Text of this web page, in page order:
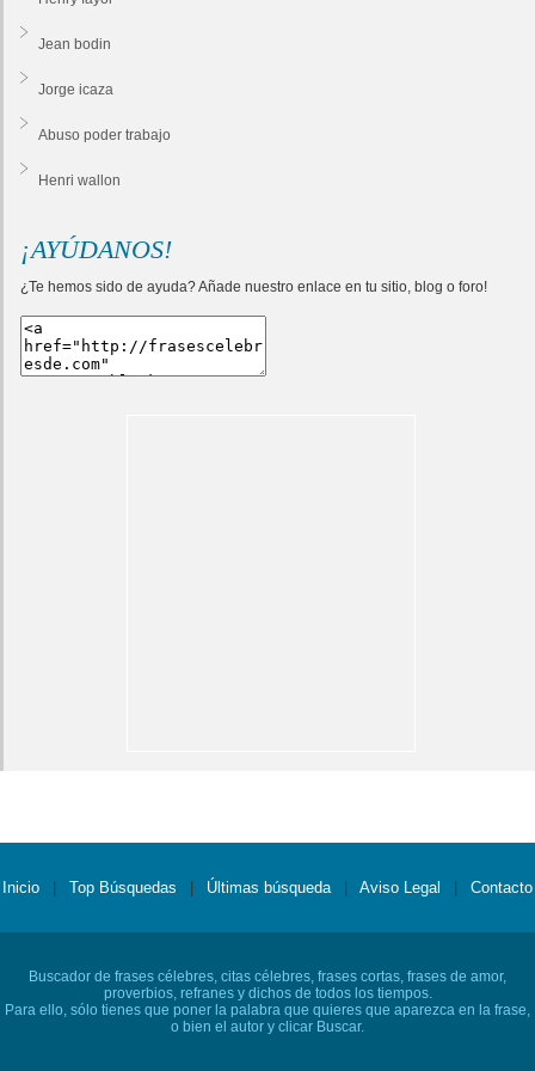
Jean bodin
Jorge icaza
Abuso poder trabajo
Henri wallon
¡AYÚDANOS!
¿Te hemos sido de ayuda? Añade nuestro enlace en tu sitio, blog o foro!
Inicio Top Búsquedas Últimas búsqueda Aviso Legal Contacto
Buscador de frases célebres, citas célebres, frases cortas, frases de amor,
proverbios, refranes y dichos de todos los tiempos.
Para ello, sólo tienes que poner la palabra que quieres que aparezca en la frase,
o bien el autor y clicar Buscar.